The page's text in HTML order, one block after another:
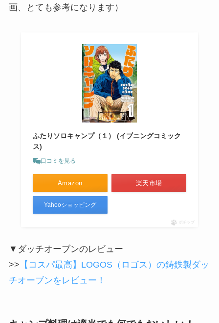
画、とても参考になります）
ふたりソロキャンプ（１） (イブニングコミック
ス)
口コミを見る
Amazon 楽天市場
Yahooショッピング
ポチップ
▼ダッチオーブンのレビュー
>> 【コスパ最高】LOGOS（ロゴス）の鋳鉄製ダッ
チオーブンをレビュー！